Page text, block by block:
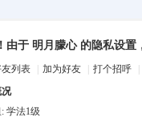
由于 明月朦心 的隐私设置
列表 加为好友 打个招呼
学法1级